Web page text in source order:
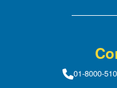
01-8000-